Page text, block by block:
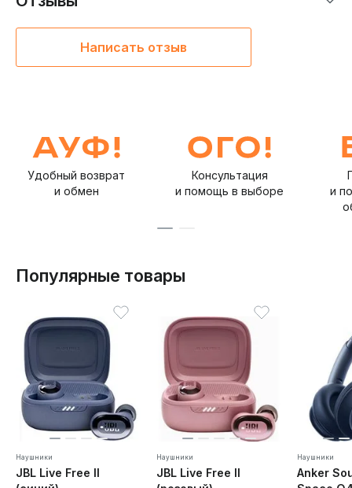
Написать отзыв
Удобный возврат
и обмен
Консультация
и помощь в выборе
и
Популярные товары
Наушники
JBL Live Free II
Наушники
JBL Live Free II
Наушники
Anker